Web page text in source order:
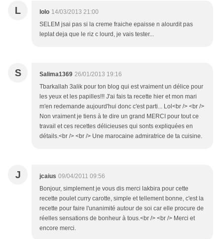
L lolo 14/03/2013 21:00
SELEM jsai pas si la creme fraiche epaisse n alourdit pas
leplat deja que le riz c lourd, je vais tester...
S Salima1369 26/01/2013 19:16
Tbarkallah 3alik pour ton blog qui est vraiment un délice pour
les yeux et les papilles!!! J'ai fais ta recette hier et mon mari
m'en redemande aujourd'hui donc c'est parti... Lol<br /> <br />
Non vraiment je tiens à te dire un grand MERCI pour tout ce
travail et ces recettes délicieuses qui sonts expliquées en
détails.<br /> <br /> Une marocaine admiratrice de ta cuisine.
J jcaius 09/04/2011 09:56
Bonjour, simplement je vous dis merci lakbira pour cette
recette poulet curry carotte, simple et tellement bonne, c'est la
recette pour faire l'unanimité autour de soi car elle procure de
réelles sensations de bonheur à tous.<br /> <br /> Merci et
encore merci.